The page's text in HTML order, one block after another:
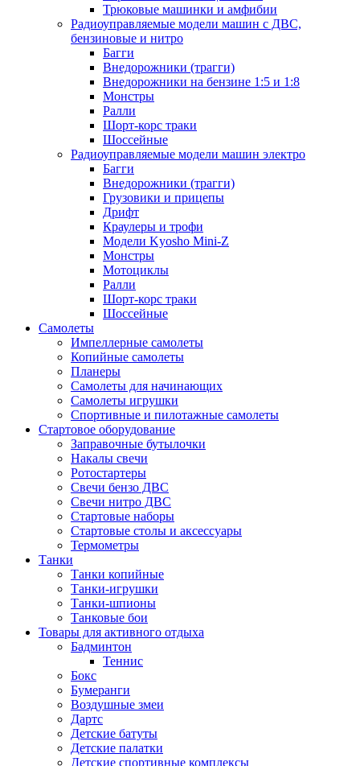
Трюковые машинки и амфибии
Радиоуправляемые модели машин с ДВС,
бензиновые и нитро
Багги
Внедорожники (трагги)
Внедорожники на бензине 1:5 и 1:8
Монстры
Ралли
Шорт-корс траки
Шоссейные
Радиоуправляемые модели машин электро
Багги
Внедорожники (трагги)
Грузовики и прицепы
Дрифт
Краулеры и трофи
Модели Kyosho Mini-Z
Монстры
Мотоциклы
Ралли
Шорт-корс траки
Шоссейные
Самолеты
Импеллерные самолеты
Копийные самолеты
Планеры
Самолеты для начинающих
Самолеты игрушки
Спортивные и пилотажные самолеты
Стартовое оборудование
Заправочные бутылочки
Накалы свечи
Ротостартеры
Свечи бензо ДВС
Свечи нитро ДВС
Стартовые наборы
Стартовые столы и аксессуары
Термометры
Танки
Танки копийные
Танки-игрушки
Танки-шпионы
Танковые бои
Товары для активного отдыха
Бадминтон
Теннис
Бокс
Бумеранги
Воздушные змеи
Дартс
Детские батуты
Детские палатки
Детские спортивные комплексы